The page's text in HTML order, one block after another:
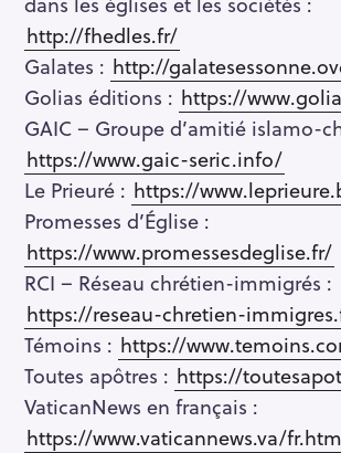
http://fhedles.fr/
Galates : http://
Golias éditions : https://
GAIC – Groupe d’amitié islamo-
https://www.gaic-seric.info/
Le Prieuré : https://
Promesses d’Église :
https://www.promessesdeglise.fr/
RCI – Réseau chrétien-immigrés :
https://reseau-chretien-
Témoins : https://
Toutes apôtres : https://
VaticanNews en français :
https://www.vaticannews.va/